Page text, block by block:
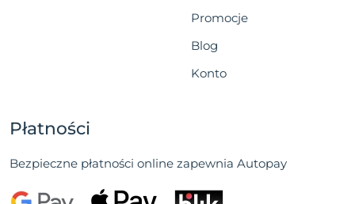
Promocje
Blog
Konto
Płatności
Bezpieczne płatności online zapewnia Autopay